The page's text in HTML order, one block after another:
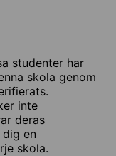
studenter har
skola genom
inte
deras
en
skola.